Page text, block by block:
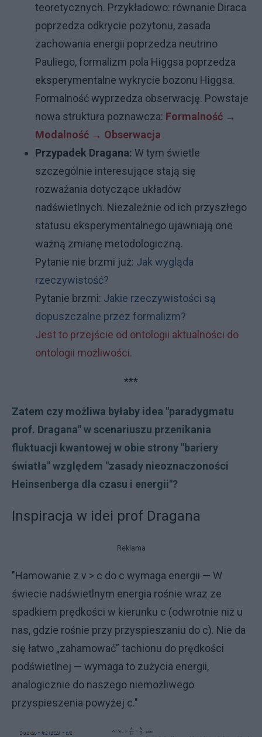
teoretycznych. Przykładowo: równanie Diraca
poprzedza odkrycie pozytonu, zasada
zachowania energii poprzedza neutrino
Pauliego, formalizm pola Higgsa poprzedza
eksperymentalne wykrycie bozonu Higgsa.
Formalność wyprzedza obserwację. Powstaje
nowa struktura poznawcza: Formalność →
Modalność → Obserwacja
Przypadek Dragana: W tym świetle
szczególnie interesujące stają się
rozważania dotyczące układów
nadświetlnych. Niezależnie od ich przyszłego
statusu eksperymentalnego ujawniają one
ważną zmianę metodologiczną.
Pytanie nie brzmi już: Jak wygląda
rzeczywistość?
Pytanie brzmi: Jakie rzeczywistości są
dopuszczalne przez formalizm?
Jest to przejście od ontologii aktualności do
ontologii możliwości.
***
Zatem czy możliwa byłaby idea "paradygmatu
prof. Dragana" w scenariuszu przenikania
fluktuacji kwantowej w obie strony "bariery
światła" względem "zasady nieoznaczoności
Heinsenberga dla czasu i energii"?
Inspiracja w idei prof Dragana
Reklama
"Hamowanie z v > c do c wymaga energii — W
świecie nadświetlnym energia rośnie wraz ze
spadkiem prędkości w kierunku c (odwrotnie niż u
nas, gdzie rośnie przy przyspieszaniu do c). Nie da
się łatwo „zahamować” tachionu do prędkości
podświetlnej — wymaga to zużycia energii,
analogicznie do naszego niemożliwego
przyspieszenia powyżej c."